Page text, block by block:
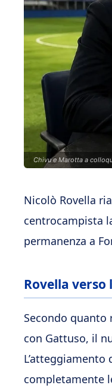
Chivu e Marotta a
Nicolò Rovella
centrocampista
permanenza a
Rovella verso
Secondo
con Gattuso, il
completamente